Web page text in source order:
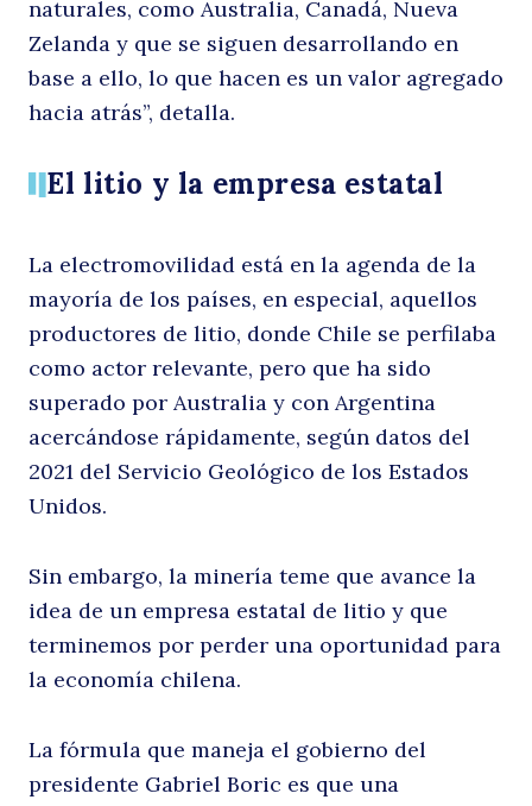
naturales, como Australia, Canadá, Nueva
Zelanda y que se siguen desarrollando en
base a ello, lo que hacen es un valor agregado
hacia atrás”, detalla.
El litio y la empresa estatal
La electromovilidad está en la agenda de la
mayoría de los países, en especial, aquellos
productores de litio, donde Chile se perfilaba
como actor relevante, pero que ha sido
superado por Australia y con Argentina
acercándose rápidamente, según datos del
2021 del Servicio Geológico de los Estados
Unidos.
Sin embargo, la minería teme que avance la
idea de un empresa estatal de litio y que
terminemos por perder una oportunidad para
la economía chilena.
La fórmula que maneja el gobierno del
presidente Gabriel Boric es que una